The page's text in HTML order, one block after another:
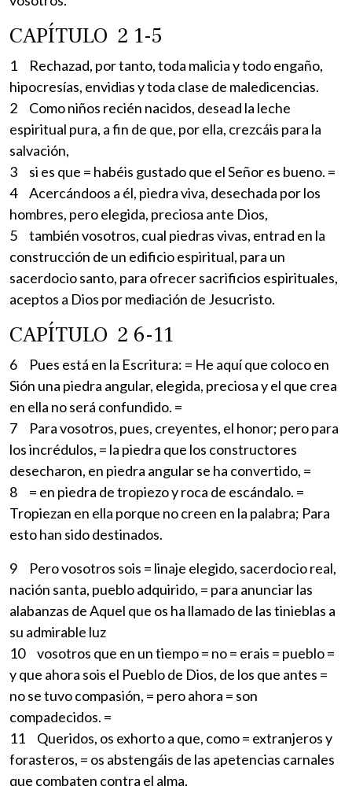
CAPÍTULO 2 1-5
1 Rechazad, por tanto, toda malicia y todo engaño,
hipocresías, envidias y toda clase de maledicencias.
2 Como niños recién nacidos, desead la leche
espiritual pura, a fin de que, por ella, crezcáis para la
salvación,
3 si es que = habéis gustado que el Señor es bueno. =
4 Acercándoos a él, piedra viva, desechada por los
hombres, pero elegida, preciosa ante Dios,
5 también vosotros, cual piedras vivas, entrad en la
construcción de un edificio espiritual, para un
sacerdocio santo, para ofrecer sacrificios espirituales,
aceptos a Dios por mediación de Jesucristo.
CAPÍTULO 2 6-11
6 Pues está en la Escritura: = He aquí que coloco en
Sión una piedra angular, elegida, preciosa y el que crea
en ella no será confundido. =
7 Para vosotros, pues, creyentes, el honor; pero para
los incrédulos, = la piedra que los constructores
desecharon, en piedra angular se ha convertido, =
8 = en piedra de tropiezo y roca de escándalo. =
Tropiezan en ella porque no creen en la palabra; Para
esto han sido destinados.
9 Pero vosotros sois = linaje elegido, sacerdocio real,
nación santa, pueblo adquirido, = para anunciar las
alabanzas de Aquel que os ha llamado de las tinieblas a
su admirable luz
10 vosotros que en un tiempo = no = erais = pueblo =
y que ahora sois el Pueblo de Dios, de los que antes =
no se tuvo compasión, = pero ahora = son
compadecidos. =
11 Queridos, os exhorto a que, como = extranjeros y
forasteros, = os abstengáis de las apetencias carnales
que combaten contra el alma.